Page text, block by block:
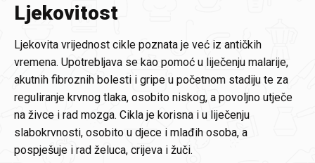
Ljekovitost
Ljekovita vrijednost cikle poznata je već iz antičkih
vremena. Upotrebljava se kao pomoć u liječenju malarije,
akutnih fibroznih bolesti i gripe u početnom stadiju te za
reguliranje krvnog tlaka, osobito niskog, a povoljno utječe
na živce i rad mozga. Cikla je korisna i u liječenju
slabokrvnosti, osobito u djece i mlađih osoba, a
pospješuje i rad želuca, crijeva i žuči.